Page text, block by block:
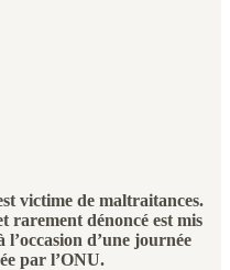
victime de maltraitances.
rarement dénoncé est mis
l’occasion d’une journée
par l’ONU.